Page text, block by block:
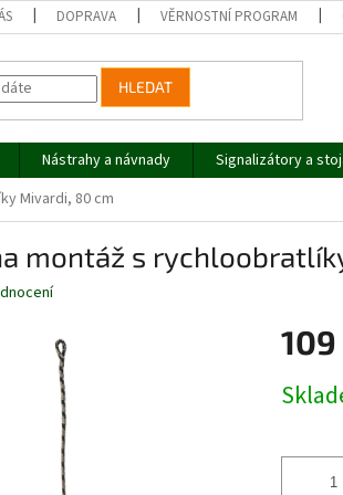
DOPRAVA VĚRNOSTNÍ PROGRAM
HLEDAT
Nástrahy a návnady Signalizátory a
Mivardi, 80 cm
montáž s
109
cena: